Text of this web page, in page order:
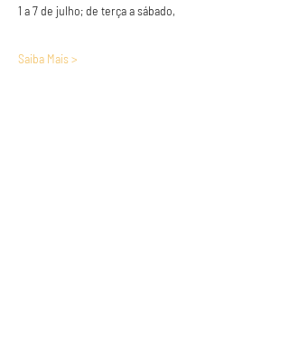
1 a 7 de julho; de terça a sábado,
Saiba Mais >